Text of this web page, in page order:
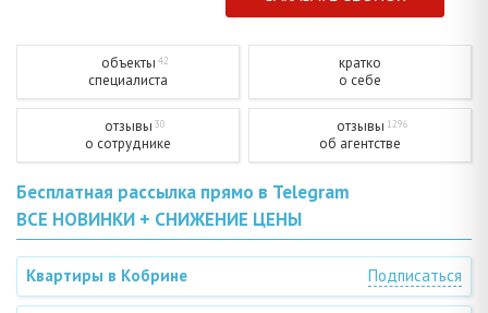
объекты 42
специалиста
кратко
о себе
отзывы 30
о сотруднике
отзывы 1296
об агентстве
Бесплатная рассылка прямо в Telegram
ВСЕ НОВИНКИ + СНИЖЕНИЕ ЦЕНЫ
Квартиры в Кобрине Подписаться